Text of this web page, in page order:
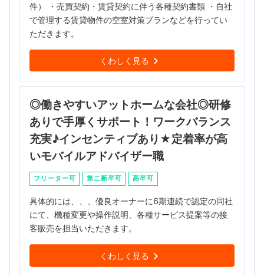
件） ・売買契約・賃貸契約に伴う各種契約書類 ・自社
で管理する賃貸物件の空室対策プランなどを行ってい
ただきます。
くわしく見る
◎働きやすいアットホームな会社◎研修
ありで手厚くサポート！ワークバランス
充実♪インセンティブあり★定着率が高
いモバイルアドバイザー職
フリーター可 第二新卒可 高卒可
具体的には、、、優良オーナーに6期連続で認定の同社
にて、機種変更や操作説明、各種サービス提案等の接
客販売を担当いただきます。
くわしく見る